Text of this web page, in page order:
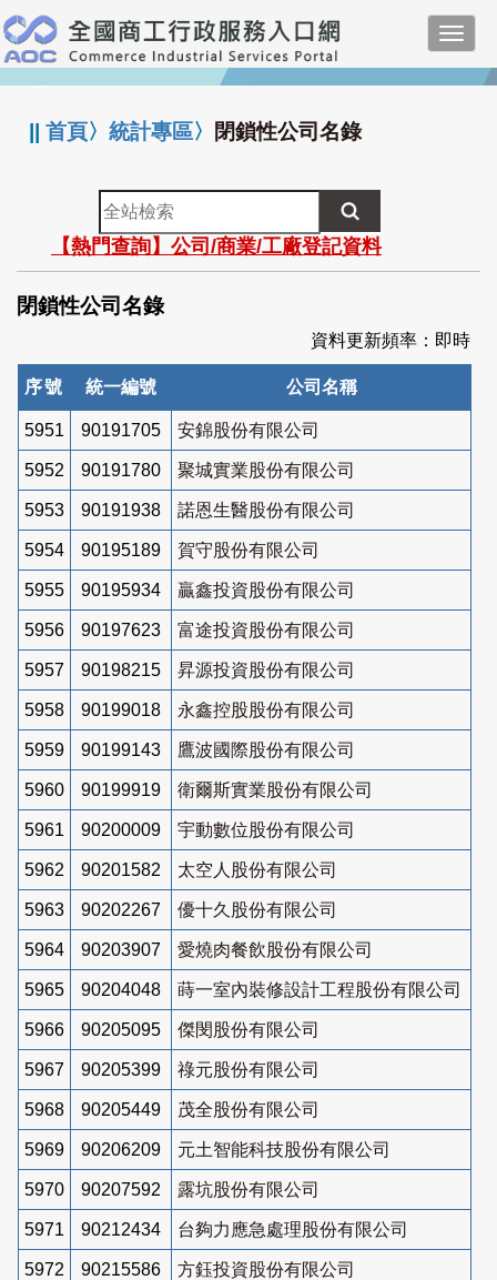
跳
到
主
要
:::
||首頁〉統計專區〉 閉鎖性公司名錄
全
站
檢
索
【熱門查詢】公司/商業/工廠登記資料
閉鎖性公司名錄
資料更新頻率：即時
序號 統一編號 公司名稱
5951 90191705 安錦股份有限公司
5952 90191780 聚城實業股份有限公司
5953 90191938 諾恩生醫股份有限公司
5954 90195189 賀守股份有限公司
5955 90195934 贏鑫投資股份有限公司
5956 90197623 富途投資股份有限公司
5957 90198215 昇源投資股份有限公司
5958 90199018 永鑫控股股份有限公司
5959 90199143 鷹波國際股份有限公司
5960 90199919 衛爾斯實業股份有限公司
5961 90200009 宇動數位股份有限公司
5962 90201582 太空人股份有限公司
5963 90202267 優十久股份有限公司
5964 90203907 愛燒肉餐飲股份有限公司
5965 90204048 蒔一室內裝修設計工程股份有限公司
5966 90205095 傑閔股份有限公司
5967 90205399 祿元股份有限公司
5968 90205449 茂全股份有限公司
5969 90206209 元土智能科技股份有限公司
5970 90207592 露坑股份有限公司
5971 90212434 台夠力應急處理股份有限公司
5972 90215586 方鈺投資股份有限公司